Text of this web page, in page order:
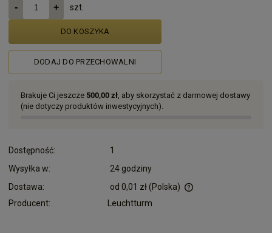
szt.
DO KOSZYKA
DODAJ DO PRZECHOWALNI
Brakuje Ci jeszcze 500,00 zł, aby skorzystać z darmowej dostawy
(nie dotyczy produktów inwestycyjnych).
Dostępność:
1
Wysyłka w:
24 godziny
Dostawa:
od 0,01 zł(Polska)
Producent: Leuchtturm